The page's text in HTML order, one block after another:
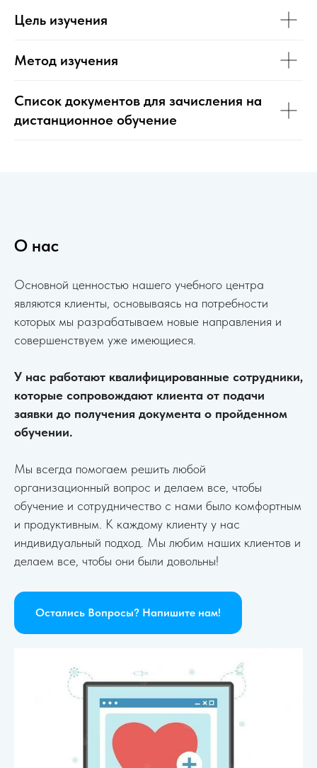
Цель изучения
Метод изучения
Список документов для зачисления на
дистанционное обучение
О нас
Основной ценностью нашего учебного центра
являются клиенты, основываясь на потребности
которых мы разрабатываем новые направления и
совершенствуем уже имеющиеся.
У нас работают квалифицированные сотрудники,
которые сопровождают клиента от подачи
заявки до получения документа о пройденном
обучении.
Мы всегда помогаем решить любой
организационный вопрос и делаем все, чтобы
обучение и сотрудничество с нами было комфортным
и продуктивным. К каждому клиенту у нас
индивидуальный подход. Мы любим наших клиентов и
делаем все, чтобы они были довольны!
Остались Вопросы? Напишите нам!